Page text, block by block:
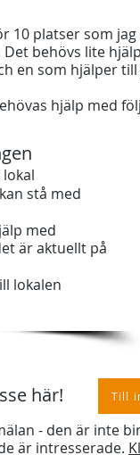
10 platser som
behövs lite
en som hjälper
hjälp med
stå med
med
är aktuellt på
lokalen
här! Till
- den är inte
är intresserade.